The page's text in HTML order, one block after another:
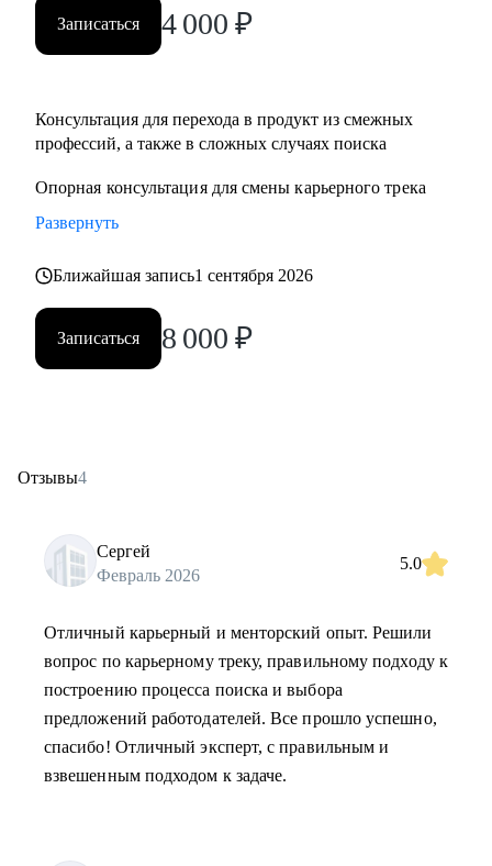
Записаться 4 000 ₽
Консультация для перехода в продукт из смежныx
профессий, а также в сложных случаях поиска
Опорная консультация для смены карьерного трека
Развернуть
Ближайшая запись1 сентября 2026
Записаться 8 000 ₽
Отзывы4
Сергей
Февраль 2026
5.0
Отличный карьерный и менторский опыт. Решили
вопрос по карьерному треку, правильному подходу к
построению процесса поиска и выбора
предложений работодателей. Все прошло успешно,
спасибо! Отличный эксперт, с правильным и
взвешенным подходом к задаче.